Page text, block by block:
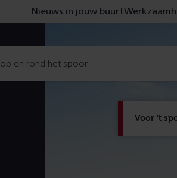
Voor 't
Nieuws in jouw buurt
op en rond het spoor